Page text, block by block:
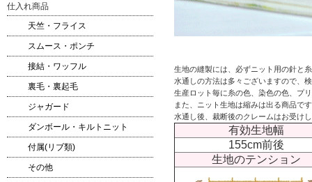
生地の縫製には、必ずニット用の針と
水通しの方法は多々ございますので、
生産ロット毎に糸の色、染色の色、プ
また、ニット生地は縮みは出る商品で
水通し後、裁断後のクレームはお受け
有効生地幅
155cm前後
生地のテンション
仕入れ商品
天竺・フライス
スムース・ポンチ
接結・ワッフル
裏毛・裏起毛
ジャガード
ダンボール・キルトニット
付属(リブ類)
その他